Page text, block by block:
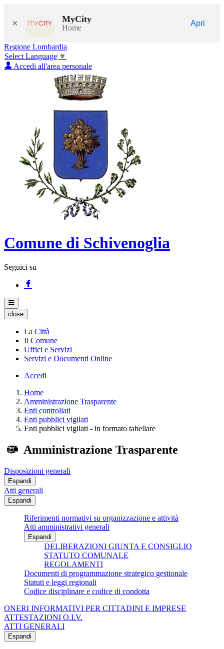
× MyCity
Home
Apri
Regione Lombardia
Select Language ▼
Accedi all'area personale
Comune di Schivenoglia
Seguici su
close
La Città
Il Comune
Uffici e Servizi
Servizi e Documenti Online
Accedi
Home
Amministrazione Trasparente
Enti controllati
Enti pubblici vigilati
Enti pubblici vigilati - in formato tabellare
Amministrazione Trasparente
Disposizioni generali
Espandi
Atti generali
Espandi
Riferimenti normativi su organizzazione e attività
Atti amministrativi generali
Espandi
DELIBERAZIONI GIUNTA E CONSIGLIO
STATUTO COMUNALE
REGOLAMENTI
Documenti di programmazione strategico gestionale
Statuti e leggi regionali
Codice disciplinare e codice di condotta
ONERI INFORMATIVI PER CITTADINI E IMPRESE
ATTESTAZIONI O.I.V.
ATTI GENERALI
Espandi